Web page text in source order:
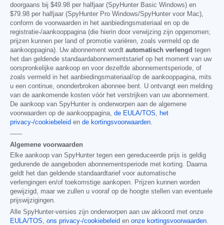
doorgaans bij $49.98 per halfjaar (SpyHunter Basic Windows) en
$79.98 per halfjaar (SpyHunter Pro Windows/SpyHunter voor Mac),
conform de voorwaarden in het aanbiedingsmateriaal en op de
registratie-/aankooppagina (die hierin door verwijzing zijn opgenomen;
prijzen kunnen per land of promotie variëren, zoals vermeld op de
aankooppagina). Uw abonnement wordt automatisch verlengd tegen
het dan geldende standaardabonnementstarief op het moment van uw
oorspronkelijke aankoop en voor dezelfde abonnementsperiode, of
zoals vermeld in het aanbiedingsmateriaal/op de aankooppagina, mits
u een continue, ononderbroken abonnee bent. U ontvangt een melding
van de aankomende kosten vóór het verstrijken van uw abonnement.
De aankoop van SpyHunter is onderworpen aan de algemene
voorwaarden op de aankooppagina, de EULA/TOS
het
privacy-/cookiebeleid en de kortingsvoorwaarden
------
Algemene voorwaarden
Elke aankoop van SpyHunter tegen een gereduceerde prijs is geldig
gedurende de aangeboden abonnementsperiode met korting. Daarna
geldt het dan geldende standaardtarief voor automatische
verlengingen en/of toekomstige aankopen. Prijzen kunnen worden
gewijzigd, maar we zullen u vooraf op de hoogte stellen van eventuele
prijswijzigingen.
Alle SpyHunter-versies zijn onderworpen aan uw akkoord met onze
EULA/TOS
ons privacy-/cookiebeleid en onze kortingsvoorwaarden